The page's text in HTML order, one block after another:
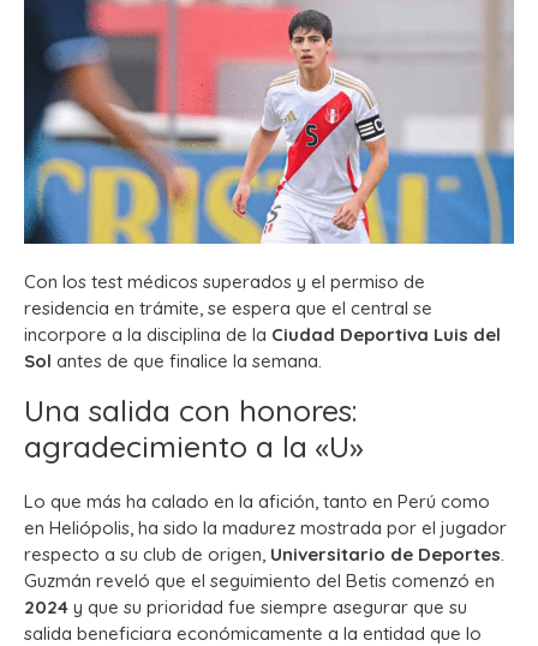
Con los test médicos superados y el permiso de
residencia en trámite, se espera que el central se
incorpore a la disciplina de la Ciudad Deportiva Luis del
Sol antes de que finalice la semana.
Una salida con honores:
agradecimiento a la «U»
Lo que más ha calado en la afición, tanto en Perú como
en Heliópolis, ha sido la madurez mostrada por el jugador
respecto a su club de origen, Universitario de Deportes.
Guzmán reveló que el seguimiento del Betis comenzó en
2024 y que su prioridad fue siempre asegurar que su
salida beneficiara económicamente a la entidad que lo